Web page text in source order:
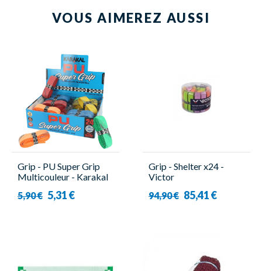
VOUS AIMEREZ AUSSI
Grip - PU Super Grip
Multicouleur - Karakal
5,90 € 5,31 €
Grip - Shelter x24 -
Victor
94,90 € 85,41 €